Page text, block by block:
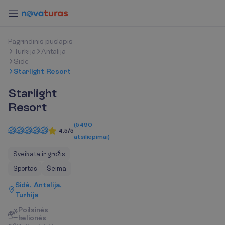
Pagrindinis puslapis
Turkija
Antalija
Sidė
Starlight Resort
Starlight
Resort
4.5/5
(5490
atsiliepimai)
Sveikata ir grožis
Sportas
Šeima
Sidė, Antalija,
Turkija
Poilsinės
kelionės